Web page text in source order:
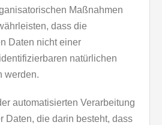
Maßnahmen
dass die
Daten nicht einer
natürlichen
werden.
automatisierten Verarbeitung
Daten, die darin besteht, dass